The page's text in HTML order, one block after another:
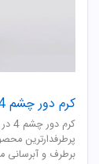
کرم دور چشم 4 در 1 اریکه
پرطرفدارترین
برطرف و آبرسانی